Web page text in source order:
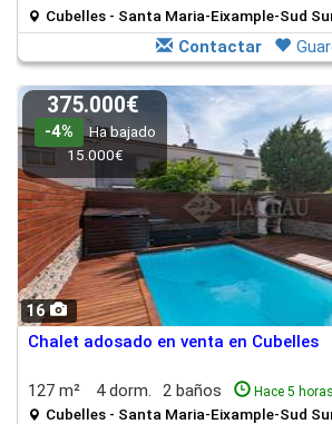
Cubelles - Santa Maria-Eixample-Sud
Contactar
16
375.000€
-4%
Ha bajado
15.000€
Chalet adosado en venta en Cubelles
127 m² 4 dorm. 2 baños Hace 5 horas
Cubelles - Santa Maria-Eixample-Sud